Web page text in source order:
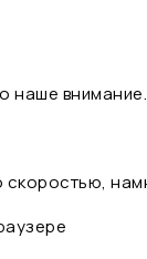
наше внимание.
скоростью,